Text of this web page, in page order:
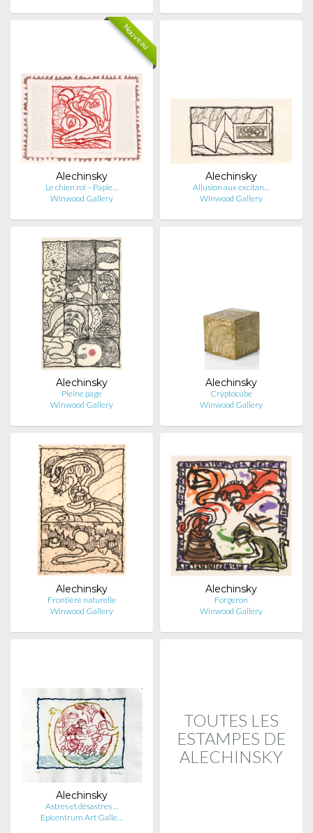
Nouveau
Alechinsky
Le chien roi – Papie…
Winwood Gallery
Alechinsky
Allusion aux excitan…
Winwood Gallery
Alechinsky
Pleine page
Winwood Gallery
Alechinsky
Cryptocube
Winwood Gallery
Alechinsky
Frontière naturelle
Winwood Gallery
Alechinsky
Forgeron
Winwood Gallery
Alechinsky
Astres et désastres …
Epicentrum Art Galle…
TOUTES LES
ESTAMPES DE
ALECHINSKY